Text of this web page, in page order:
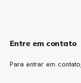
Entre em contato
Para entrar em